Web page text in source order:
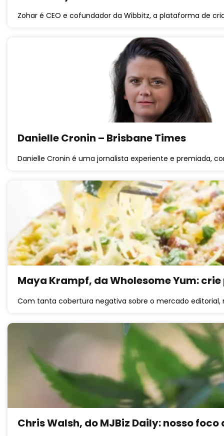
Zohar é CEO e cofundador da Wibbitz, a plataforma de
Danielle Cronin – Brisbane Times
Danielle Cronin é uma jornalista experiente e premiada,
Maya Krampf, da Wholesome Yum:
Com tanta cobertura negativa sobre o mercado editorial,
Chris Walsh, do MJBiz Daily: nosso